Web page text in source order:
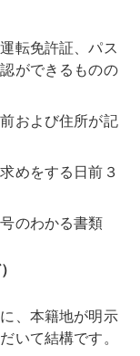
転免許証、パス
ができるものの
および住所が記
めをする日前３
のわかる書類
、本籍地が明示
いて結構です。